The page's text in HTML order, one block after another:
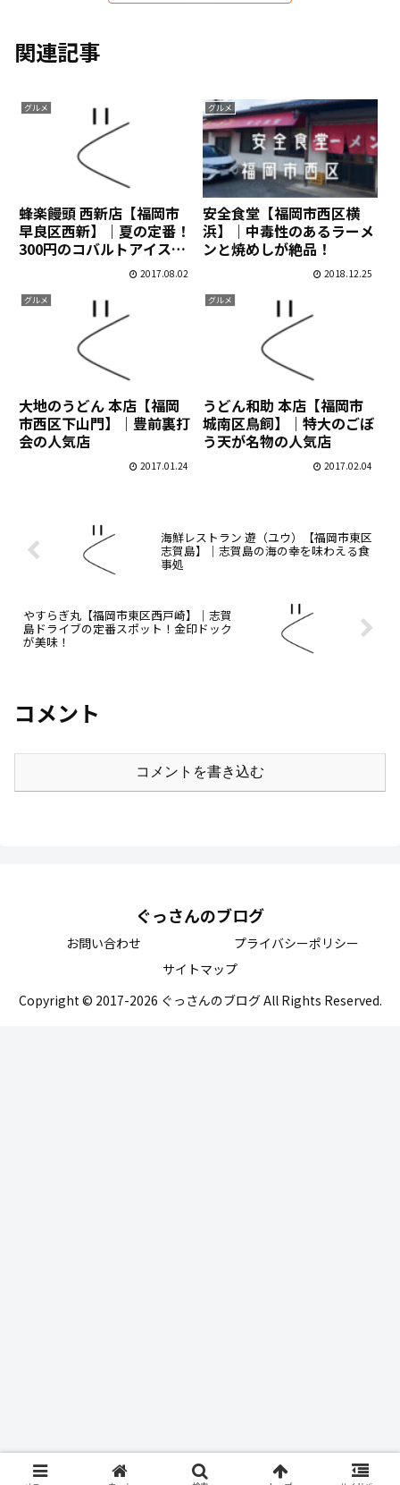
関連記事
グルメ
蜂楽饅頭 西新店【福岡市
早良区西新】｜夏の定番！
300円のコバルトアイスが
2017.08.02
グルメ
安全食堂【福岡市西区横
浜】｜中毒性のあるラーメ
ンと焼めしが絶品！
2018.12.25
グルメ
大地のうどん 本店【福岡
市西区下山門】｜豊前裏打
会の人気店
2017.01.24
グルメ
うどん和助 本店【福岡市
城南区鳥飼】｜特大のごぼ
う天が名物の人気店
2017.02.04
海鮮レストラン 遊（ユウ）【福岡市東区
志賀島】｜志賀島の海の幸を味わえる食
事処
やすらぎ丸【福岡市東区西戸崎】｜志賀
島ドライブの定番スポット！金印ドック
が美味！
コメント
コメントを書き込む
ぐっさんのブログ
お問い合わせ
プライバシーポリシー
サイトマップ
Copyright © 2017-2026 ぐっさんのブログ All Rights Reserved.